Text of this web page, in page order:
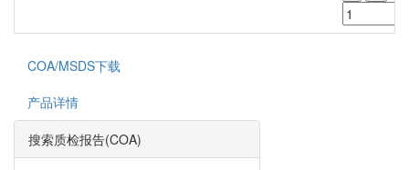
COA/MSDS下载
产品详情
搜索质检报告(COA)